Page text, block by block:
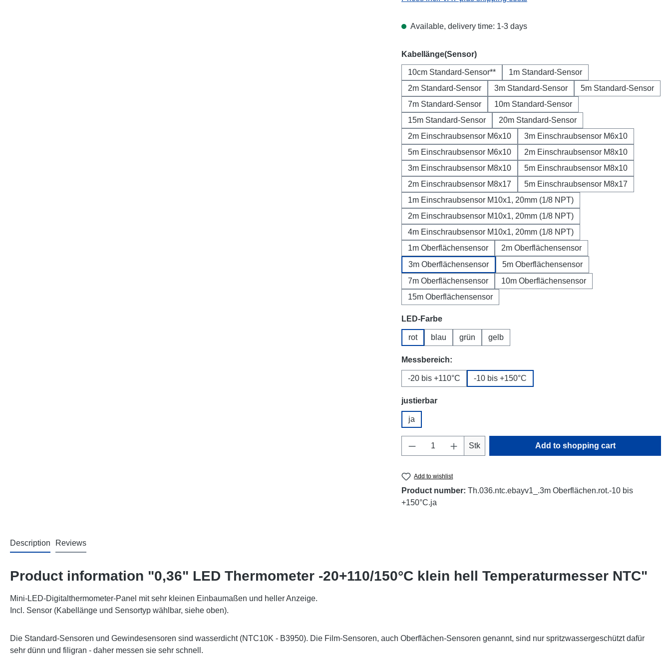
Available, delivery time: 1-3 days
Select
Kabellänge(Sensor)
10cm Standard-Sensor**
1m Standard-Sensor
2m Standard-Sensor
3m Standard-Sensor
5m Standard-Sensor
7m Standard-Sensor
10m Standard-Sensor
15m Standard-Sensor
20m Standard-Sensor
2m Einschraubsensor M6x10
3m Einschraubsensor M6x10
5m Einschraubsensor M6x10
2m Einschraubsensor M8x10
3m Einschraubsensor M8x10
5m Einschraubsensor M8x10
2m Einschraubsensor M8x17
5m Einschraubsensor M8x17
1m Einschraubsensor M10x1, 20mm (1/8 NPT)
2m Einschraubsensor M10x1, 20mm (1/8 NPT)
4m Einschraubsensor M10x1, 20mm (1/8 NPT)
1m Oberflächensensor
2m Oberflächensensor
3m Oberflächensensor
5m Oberflächensensor
7m Oberflächensensor
10m Oberflächensensor
15m Oberflächensensor
Select
LED-Farbe
rot blau grün gelb
Select
Messbereich:
-20 bis +110°C -10 bis +150°C
Select
justierbar
ja
Product Quantity: Enter the desired amount or
Stk Add to shopping cart
Add to wishlist
Product number: Th.036.ntc.ebayv1_.3m Oberflächen.rot.-10 bis
+150°C.ja
Description Reviews
Product information "0,36" LED Thermometer -20+110/150°C klein hell Temperaturmesser NTC"
Mini-LED-Digitalthermometer-Panel mit sehr kleinen Einbaumaßen und heller Anzeige.
Incl. Sensor (Kabellänge und Sensortyp wählbar, siehe oben).
Die Standard-Sensoren und Gewindesensoren sind wasserdicht (NTC10K - B3950). Die Film-Sensoren, auch Oberflächen-Sensoren genannt, sind nur spritzwassergeschützt dafür
sehr dünn und filigran - daher messen sie sehr schnell.